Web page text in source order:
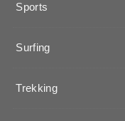
Sports
Surfing
Trekking